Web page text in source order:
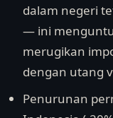
dalam negeri
— ini
merugikan
dengan utang
Penurunan